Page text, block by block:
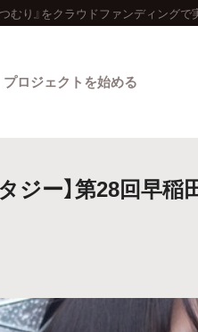
むり』をクラウドファンディングで
人気のプ
カテゴリーから探す タ
プロジェクトを始める
ジー】第28回早